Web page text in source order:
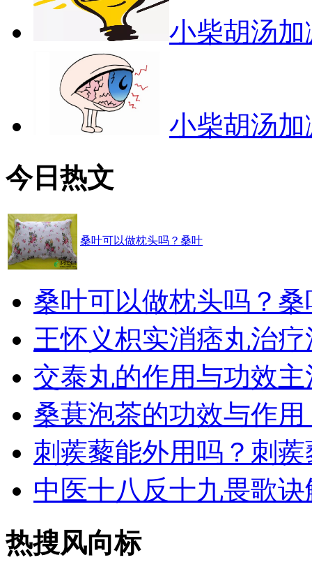
小柴胡汤
小柴胡汤
今日热文
桑叶可以做枕头吗？桑叶
桑叶可以做枕头吗？桑
王怀义枳实消痞丸治疗
交泰丸的作用与功效主
桑葚泡茶的功效与作用
刺蒺藜能外用吗？刺蒺
中医十八反十九畏歌诀
热搜风向标